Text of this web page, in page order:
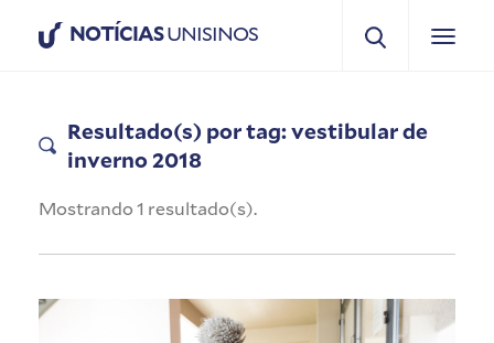
NOTÍCIASUNISINOS
Resultado(s) por tag: vestibular de
inverno 2018
Mostrando 1 resultado(s).